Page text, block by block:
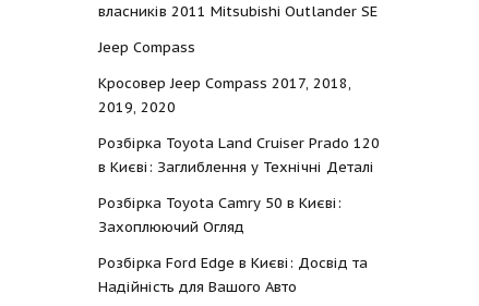
власників 2011 Mitsubishi Outlander SE
Jeep Compass
Кросовер Jeep Compass 2017, 2018,
2019, 2020
Розбірка Toyota Land Cruiser Prado 120
в Києві: Заглиблення у Технічні Деталі
Розбірка Toyota Camry 50 в Києві:
Захоплюючий Огляд
Розбірка Ford Edge в Києві: Досвід та
Надійність для Вашого Авто